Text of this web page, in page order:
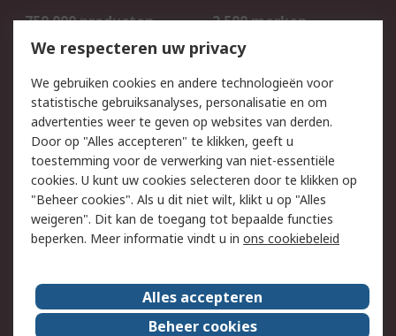
750.000 producten
2.500 merken
Bestellen
Inkoopoplossingen
Track & Trace
Wettelijk
Cookiebeleid
Email veiligheid
Privacybeleid
Websitevoorwaarden
Algemene
verkoopvoorwaarden
Over RS
RS Group Over ons
We respecteren uw privacy
We gebruiken cookies en andere technologieën voor
statistische gebruiksanalyses, personalisatie en om
advertenties weer te geven op websites van derden.
Door op "Alles accepteren" te klikken, geeft u
toestemming voor de verwerking van niet-essentiële
cookies. U kunt uw cookies selecteren door te klikken op
"Beheer cookies". Als u dit niet wilt, klikt u op "Alles
weigeren". Dit kan de toegang tot bepaalde functies
beperken. Meer informatie vindt u in ons cookiebeleid
Alles accepteren
Beheer cookies